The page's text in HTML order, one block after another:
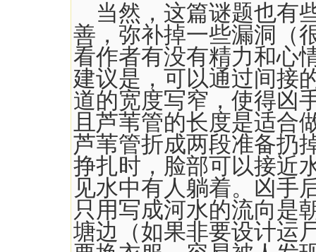
当然，这篇谜题也有
善，弥补掉一些漏洞（
看作者有没有精力和心
建议是，可以通过间接
道的宽度写窄，使得凶
且芦苇管的长度是适合
芦苇管折成两段准备扔
挣扎时，脸部可以接近
见水中有人躺着。凶手
只用写成河水的流向是
塘边（如果非要设计运